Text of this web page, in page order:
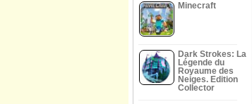
Minecraft
Dark Strokes: La
Légende du
Royaume des
Neiges. Edition
Collector